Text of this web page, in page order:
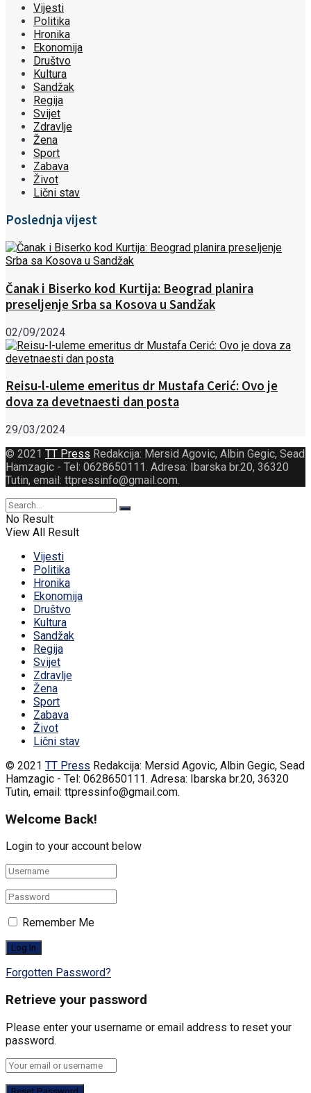
Vijesti
Politika
Hronika
Ekonomija
Društvo
Kultura
Sandžak
Regija
Svijet
Zdravlje
Žena
Sport
Zabava
Život
Lični stav
Poslednja vijest
Čanak i Biserko kod Kurtija: Beograd planira
preseljenje Srba sa Kosova u Sandžak
02/09/2024
Reisu-l-uleme emeritus dr Mustafa Cerić: Ovo je
dova za devetnaesti dan posta
29/03/2024
© 2021 TT Press Redakcija: Mersid Agovic, Albin Gegic, Sead
Hamzagic - Tel: 0628650111. Adresa: Ibarska br.20, 36320
Tutin, email: ttpressinfo@gmail.com.
No Result
View All Result
Vijesti
Politika
Hronika
Ekonomija
Društvo
Kultura
Sandžak
Regija
Svijet
Zdravlje
Žena
Sport
Zabava
Život
Lični stav
© 2021 TT Press Redakcija: Mersid Agovic, Albin Gegic, Sead
Hamzagic - Tel: 0628650111. Adresa: Ibarska br.20, 36320
Tutin, email: ttpressinfo@gmail.com.
Welcome Back!
Login to your account below
Remember Me
Forgotten Password?
Retrieve your password
Please enter your username or email address to reset your
password.